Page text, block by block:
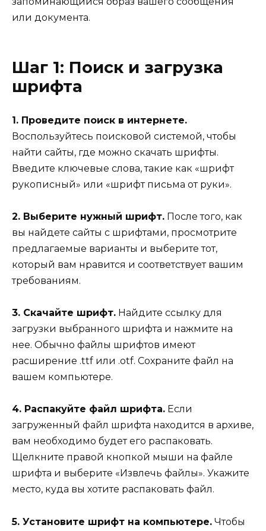
или документа.
Шаг 1: Поиск и загрузка
шрифта
1. Проведите поиск в интернете.
Воспользуйтесь поисковой системой, чтобы
найти сайты, где можно скачать шрифты.
Введите ключевые слова, такие как «шрифт
рукописный» или «шрифт письма от руки».
2. Выберите нужный шрифт. После того, как
вы найдете сайты с шрифтами, просмотрите
предлагаемые варианты и выберите тот,
который вам нравится и соответствует вашим
требованиям.
3. Скачайте шрифт. Найдите ссылку для
загрузки выбранного шрифта и нажмите на
нее. Обычно файлы шрифтов имеют
расширение .ttf или .otf. Сохраните файл на
вашем компьютере.
4. Распакуйте файл шрифта. Если
загруженный файл шрифта находится в архиве,
вам необходимо будет его распаковать.
Щелкните правой кнопкой мыши на файле
шрифта и выберите «Извлечь файлы». Укажите
место, куда вы хотите распаковать файл.
5. Установите шрифт на компьютере. Чтобы